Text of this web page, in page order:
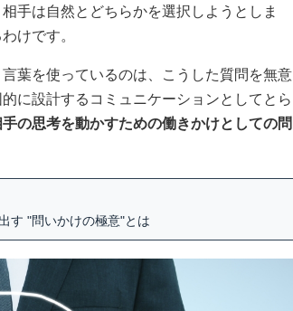
手は自然とどちらかを選択しようとしま
けです。
葉を使っているのは、こうした質問を無意
に設計するコミュニケーションとしてとら
の思考を動かすための働きかけとしての問
す "問いかけの極意"とは